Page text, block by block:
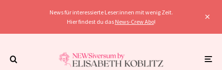
News für interessierte Leser:innen mit wenig Zeit.
Hier findest du das News-Crew Abo!